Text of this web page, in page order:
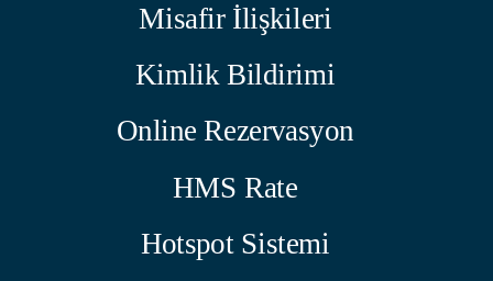
Misafir İlişkileri
Kimlik Bildirimi
Online Rezervasyon
HMS Rate
Hotspot Sistemi